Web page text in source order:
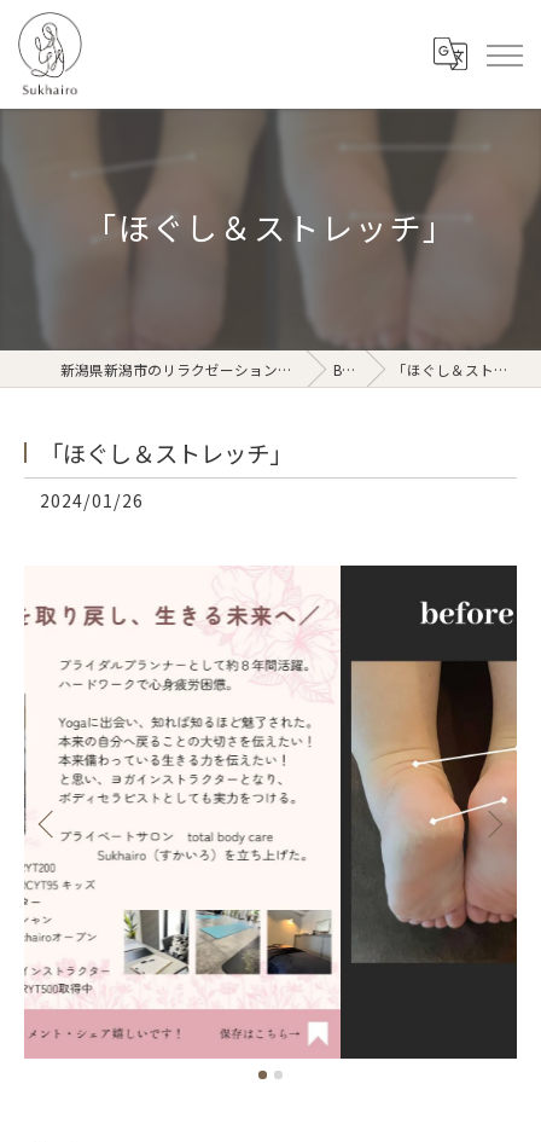
「ほぐし＆ストレッチ」
新潟県新潟市のリラクゼーションならSukhairo Blog 「ほぐし＆ストレッチ」
「ほぐし＆ストレッチ」
2024/01/26